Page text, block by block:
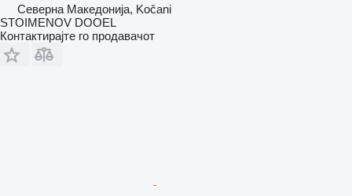
Северна Македонија, Kočani
STOIMENOV DOOEL
Контактирајте го продавачот